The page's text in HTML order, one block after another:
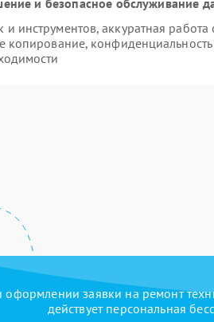
инструментов, аккуратная работа
копирование, конфиденциальность
оформлении заявки на ремонт
действует персональная